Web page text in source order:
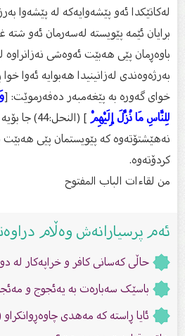
لەكاتێكدا ئەو پێشەوایەكە لە پێشەوا
برایان ئێمە پێویستە لەسەرمان ئەو شتە
باوەڕمان پێی هەبێت ئەوەشی نەزانراوە
بەرژەوەندی لەزانینیدا هەبوایە ئەوا
خوای گەورە بە پێغەمبەر دەفەرموێت: [
لِلنَّاسِ مَا نُزِّلَ إِلَيْهِمْ
] (النحل:44) جا
نەهێشتۆتەوە كە پێویستمان پێی هەبێت و
كردۆتەوە.
من لقا‌ءات الباب المفتوح
ئەم پرسیارانەش وەڵام
حاڵی کەسانی کافر و خراپەکار لە
باسێک سەبارەت بە یەئجوج و
ئایا ڕاستە كە مەهدی چاوەڕوانكراو